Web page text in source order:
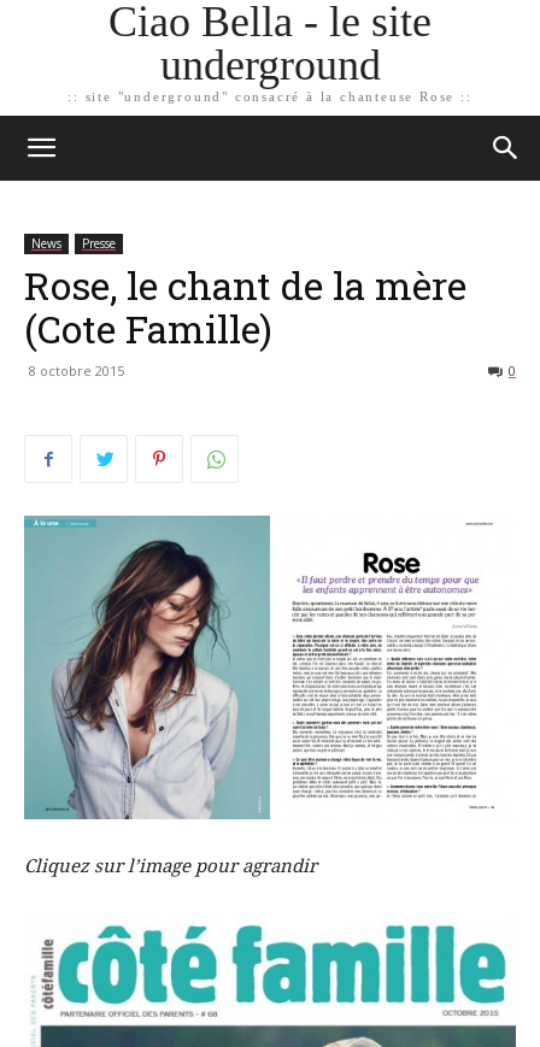
Ciao Bella - le site
underground
:: site "underground" consacré à la chanteuse Rose ::
News Presse
Rose, le chant de la mère
(Cote Famille)
8 octobre 2015 0
Cliquez sur l’image pour agrandir